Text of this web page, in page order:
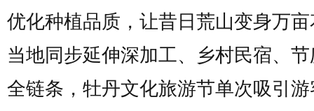
优化种植品质，让昔日荒山变身万
当地同步延伸深加工、乡村民宿、
全链条，牡丹文化旅游节单次吸引游